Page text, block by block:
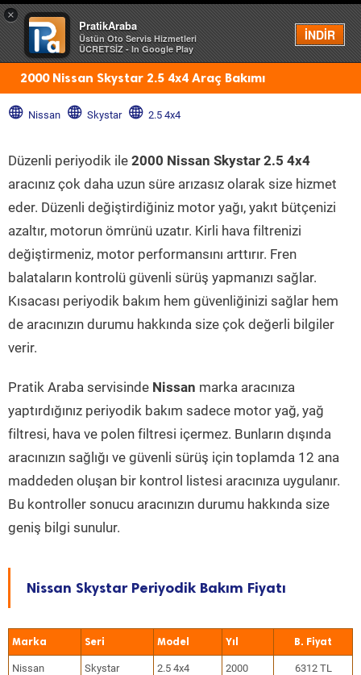
×
PratikAraba
Üstün Oto Servis Hizmetleri
ÜCRETSİZ - In Google Play
İNDİR
Menü
2000 Nissan Skystar 2.5 4x4 Araç Bakımı
Nissan Skystar 2.5 4x4
Düzenli periyodik ile 2000 Nissan Skystar 2.5 4x4
aracınız çok daha uzun süre arızasız olarak size hizmet
eder. Düzenli değiştirdiğiniz motor yağı, yakıt bütçenizi
azaltır, motorun ömrünü uzatır. Kirli hava filtrenizi
değiştirmeniz, motor performansını arttırır. Fren
balataların kontrolü güvenli sürüş yapmanızı sağlar.
Kısacası periyodik bakım hem güvenliğinizi sağlar hem
de aracınızın durumu hakkında size çok değerli bilgiler
verir.
Pratik Araba servisinde Nissan marka aracınıza
yaptırdığınız periyodik bakım sadece motor yağ, yağ
filtresi, hava ve polen filtresi içermez. Bunların dışında
aracınızın sağlığı ve güvenli sürüş için toplamda 12 ana
maddeden oluşan bir kontrol listesi aracınıza uygulanır.
Bu kontroller sonucu aracınızın durumu hakkında size
geniş bilgi sunulur.
Nissan Skystar Periyodik Bakım Fiyatı
Marka Seri Model Yıl
Nissan Skystar 2.5 4x4 2000 6312 TL